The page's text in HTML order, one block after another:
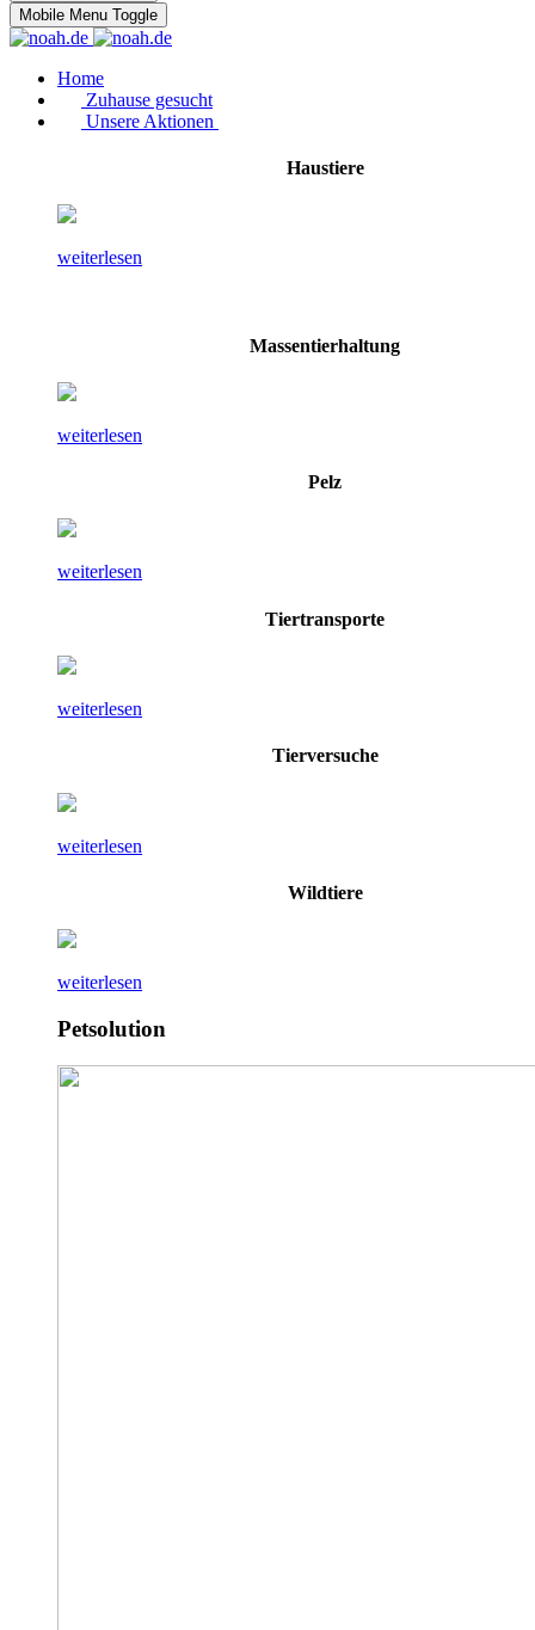
Mobile Menu Toggle
Home
Zuhause gesucht
Unsere Aktionen
Haustiere
weiterlesen
Massentierhaltung
weiterlesen
Pelz
weiterlesen
Tiertransporte
weiterlesen
Tierversuche
weiterlesen
Wildtiere
weiterlesen
Petsolution